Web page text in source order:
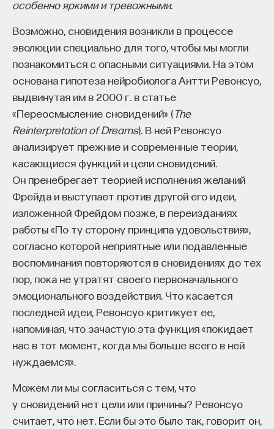
особенно яркими и тревожными.
Возможно, сновидения возникли в процессе
эволюции специально для того, чтобы мы могли
познакомиться с опасными ситуациями. На этом
основана гипотеза нейробиолога Антти Ревонсуо,
выдвинутая им в 2000 г. в статье
«Переосмысление сновидений» (The
Reinterpretation of Dreams). В ней Ревонсуо
анализирует прежние и современные теории,
касающиеся функций и цели сновидений.
Он пренебрегает теорией исполнения желаний
Фрейда и выступает против другой его идеи,
изложенной Фрейдом позже, в переизданиях
работы «По ту сторону принципа удовольствия»,
согласно которой неприятные или подавленные
воспоминания повторяются в сновидениях до тех
пор, пока не утратят своего первоначального
эмоционального воздействия. Что касается
последней идеи, Ревонсуо критикует ее,
напоминая, что зачастую эта функция «покидает
нас в тот момент, когда мы больше всего в ней
нуждаемся».
Можем ли мы согласиться с тем, что
у сновидений нет цели или причины? Ревонсуо
считает, что нет. Если бы это было так, говорит он,
созданное для поддержки специалистов,
индустриях.
В ходе работы с научным сообществом Ивар
и его команда обнаружили, что инновационные
индустрии испытывают кадровый голод,
особенно молодые deep tech и биотех компании.
Исследование аудитории ПостНауки
подтвердило масштаб: более60%слушателей
проекта имеют STEM-образование, при этом
заинтересованы в работе в инновационных
компаниях, но не знают, с чего начать.
Специалисты сталкиваются с тремя ключевыми
барьерами:
мешает поиску подходящих ваканси; ​
Непрозрачные механизмы в инновационных
компаниях усложняют процесс
трудоустройства​;
Стереотипы не позволяют эффективно
Что такое Naukka Talents